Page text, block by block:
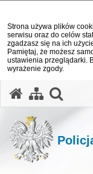
Strona używa plików
serwisu oraz do celów
zgadzasz się na ich
Pamiętaj, że możesz
ustawienia przeglądarki.
wyrażenie zgody.